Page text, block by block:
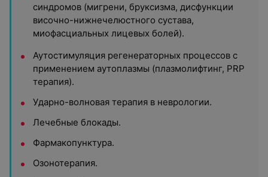
синдромов (мигрени, бруксизма, дисфункции
височно-нижнечелюстного сустава,
миофасциальных лицевых болей).
Аутостимуляция регенераторных процессов с
применением аутоплазмы (плазмолифтинг, PRP
терапия).
Ударно-волновая терапия в неврологии.
Лечебные блокады.
Фармакопунктура.
Озонотерапия.